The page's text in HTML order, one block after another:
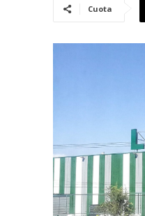
Cuota